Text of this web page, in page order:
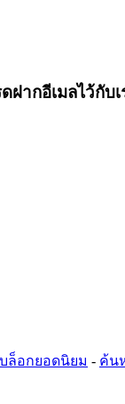
ากอีเมลไว้กับ
บล็อกยอดนิยม - ค้น